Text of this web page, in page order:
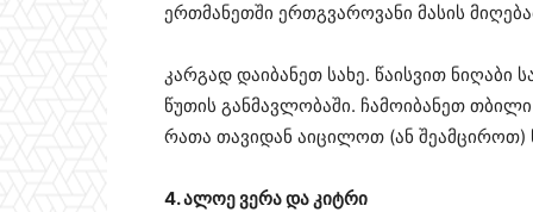
ერთმანეთში ერთგვაროვანი მასის
კარგად დაიბანეთ სახე. წაისვით ნიღაბი
წუთის განმავლობაში. ჩამოიბანეთ
რათა თავიდან აიცილოთ (ან შეამციროთ)
4. ალოე ვერა და კიტრი